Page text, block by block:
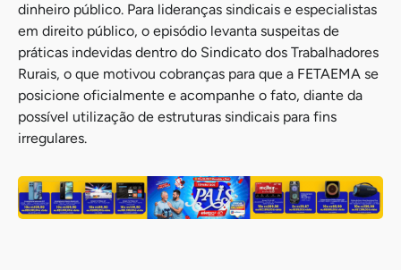
dinheiro público. Para lideranças sindicais e especialistas
em direito público, o episódio levanta suspeitas de
práticas indevidas dentro do Sindicato dos Trabalhadores
Rurais, o que motivou cobranças para que a FETAEMA se
posicione oficialmente e acompanhe o fato, diante da
possível utilização de estruturas sindicais para fins
irregulares.